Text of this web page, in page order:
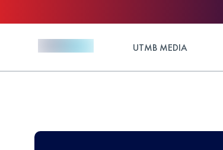
UTMB MEDIA